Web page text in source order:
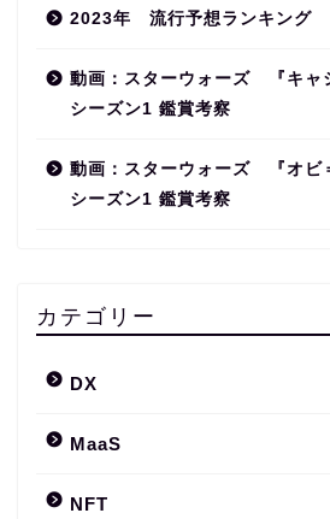
2023年 流行予想ランキング
動画：スターウォーズ 『キャ
シーズン1 鑑賞考察
動画：スターウォーズ 『オビ
シーズン1 鑑賞考察
カテゴリー
DX
MaaS
NFT